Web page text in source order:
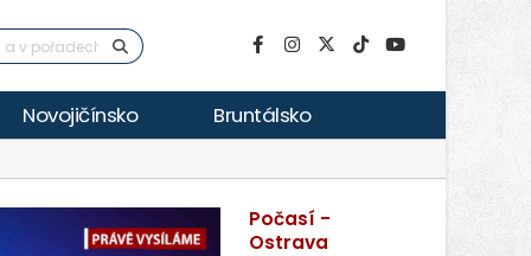
Novojičínsko Bruntálsko
Počasí -
Ostrava